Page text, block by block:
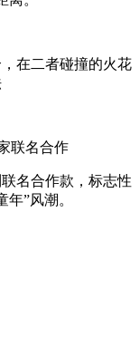
在二者碰撞的火花
联名合作
名合作款，标志性
”风潮。